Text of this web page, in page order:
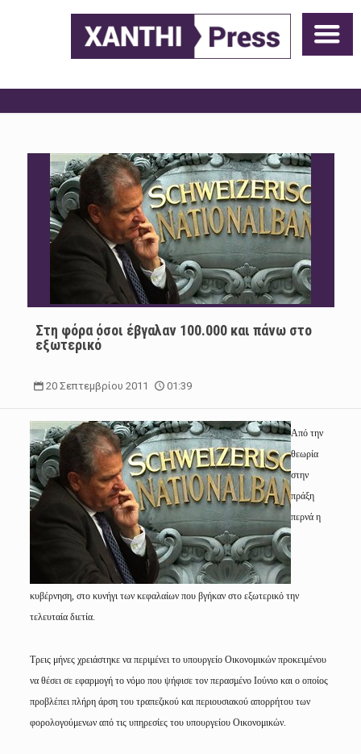
Στη φόρα όσοι έβγαλαν 100.000 και πάνω στο
εξωτερικό
20 Σεπτεμβρίου 2011 01:39
Από την
θεωρία
στην
πράξη
περνά η
κυβέρνηση, στο κυνήγι των κεφαλαίων που βγήκαν στο εξωτερικό την
τελευταία διετία.
Τρεις μήνες χρειάστηκε να περιμένει το υπουργείο Οικονομικών προκειμένου
να θέσει σε εφαρμογή το νόμο που ψήφισε τον περασμένο Ιούνιο και ο οποίος
προβλέπει πλήρη άρση του τραπεζικού και περιουσιακού απορρήτου των
φορολογούμενων από τις υπηρεσίες του υπουργείου Οικονομικών.